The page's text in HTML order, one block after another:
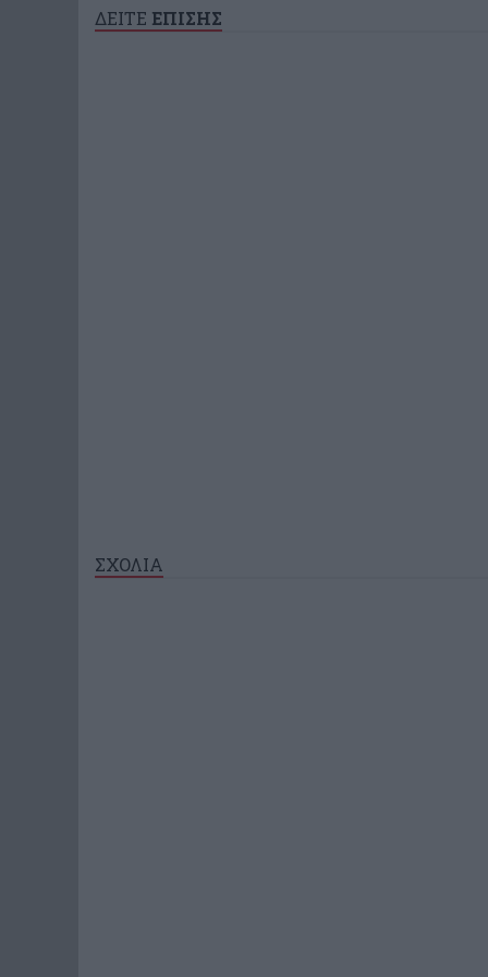
ΔΕΙΤΕ ΕΠΙΣΗΣ
ΣΧΟΛΙΑ